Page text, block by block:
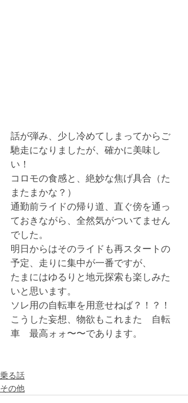
話が弾み、少し冷めてしまってからご
馳走になりましたが、確かに美味し
い！
コロモの食感と、絶妙な焦げ具合（た
またまかな？）
通勤前ライドの帰り道、直ぐ傍を通っ
ておきながら、全然気がついてません
でした。
明日からはそのライドも再スタートの
予定、走りに集中が一番ですが、
たまにはゆるりと地元探索も楽しみた
いと思います。
ソレ用の自転車を用意せねば？！？！
こうした妄想、物欲もこれまた　自転
車　最高ォォ〜〜であります。
乗る話
その他